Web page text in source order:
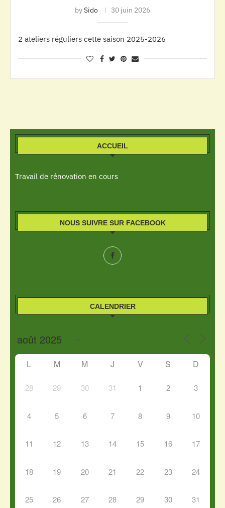
bySido 30 juin 2026
2 ateliers réguliers cette saison 2025-2026
ACCUEIL
Travail de rénovation en cours
NOUS SUIVRE SUR FACEBOOK
CALENDRIER
L M M J V S D
28 29 30 31 1 2 3
4 5 6 7 8 9 10
11 12 13 14 15 16 17
18 19 20 21 22 23 24
25 26 27 28 29 30 31